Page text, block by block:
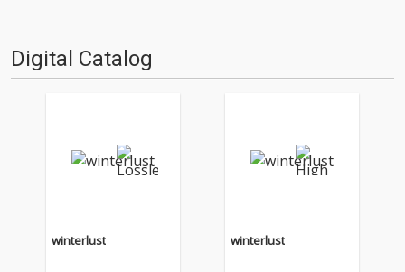
Digital Catalog
winterlust winterlust